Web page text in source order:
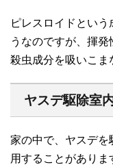
ピレスロイドとい
うなのですが、揮発
殺虫成分を吸いこま
ヤスデ駆除室
家の中で、ヤスデを
用することがありま